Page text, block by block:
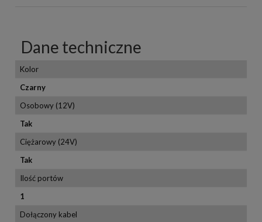
Dane techniczne
Kolor
Czarny
Osobowy (12V)
Tak
Ciężarowy (24V)
Tak
Ilość portów
1
Dołączony kabel